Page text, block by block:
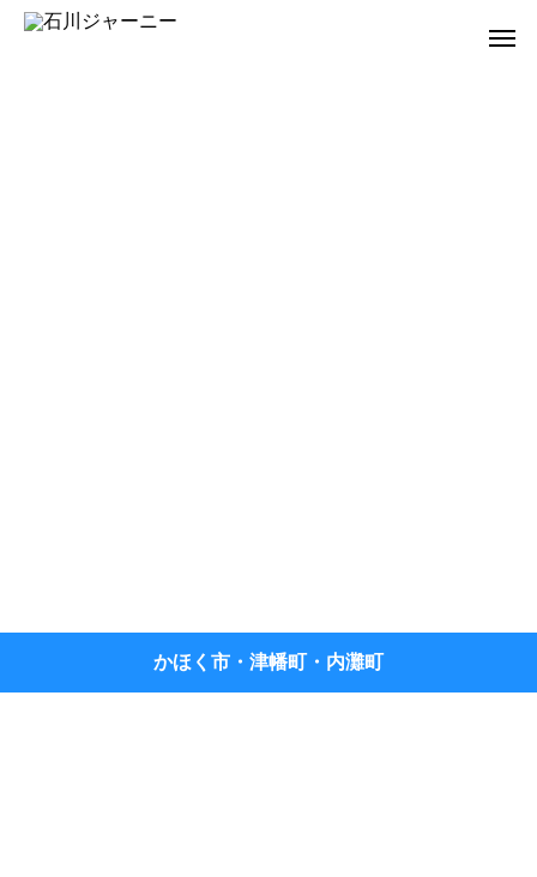
かほく市・津幡町・内灘町